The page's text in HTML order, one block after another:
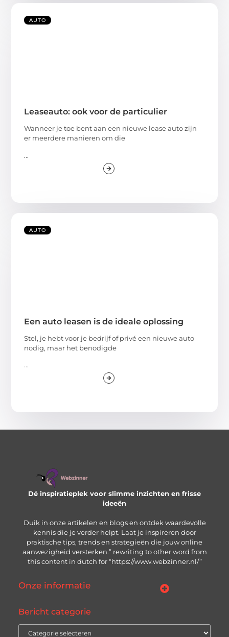
AUTO
Leaseauto: ook voor de particulier
Wanneer je toe bent aan een nieuwe lease auto zijn
er meerdere manieren om die
...
AUTO
Een auto leasen is de ideale oplossing
Stel, je hebt voor je bedrijf of privé een nieuwe auto
nodig, maar het benodigde
...
Dé inspiratieplek voor slimme inzichten en frisse
ideeën
Duik in onze artikelen en blogs en ontdek waardevolle
kennis die je verder helpt. Laat je inspireren door
praktische tips, trends en strategieën die jouw online
aanwezigheid versterken.” rewriting to other word from
this content in dutch for “https://www.webzinner.nl/”
Onze informatie
Bericht categorie